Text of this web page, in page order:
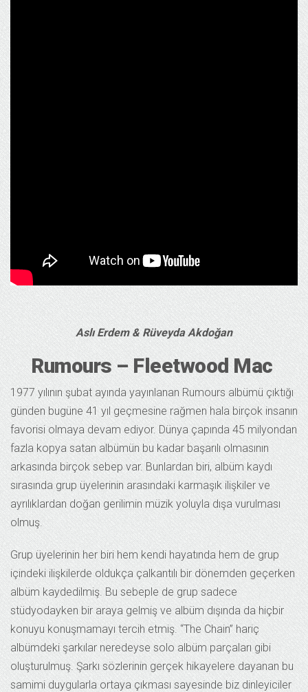
Aslı Erdem & Rüveyda Akdoğan
Rumours – Fleetwood Mac
1977 yılının şubat ayında yayınlanan Rumours albümü çıktığı
günden bugüne 41 yıl geçmesine rağmen hala birçok insanın
favorisi olmaya devam ediyor. Dünya çapında 45 milyondan
fazla kopya satan albümün bu kadar başarılı olmasının
arkasında birçok sebep var. Bunlardan biri, albüm kaydı
sırasında grup üyelerinin arasındaki karmaşık ilişkiler ve
ayrılıklardan doğan gerilimin müzik yoluyla dışa vurulması
olmuş.
Grup üyelerinin her biri hem kendi hayatında hem de grup
içindeki ilişkilerde oldukça çalkantılı bir dönemden geçerken
albüm kaydedilmiş. Bu sebeple de grup sadece
stüdyodayken bir araya gelmiş ve albüm dışında da hiçbir
konuyu konuşmamayı tercih etmiş. “The Chain” hariç
albümdeki şarkılar neredeyse solo albüm parçaları gibi
oluşturulmuş. Şarkı sözlerinin gerçek hikayelere dayanan bu
samimi duygularla ortaya çıkması sayesinde biz dinleyiciler